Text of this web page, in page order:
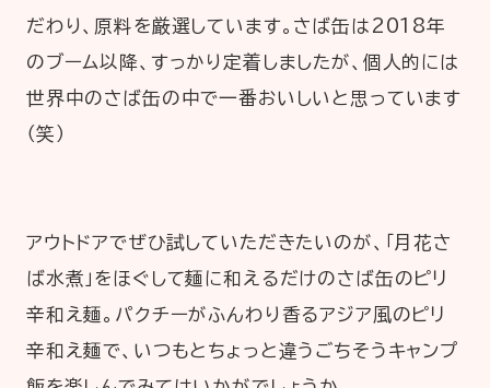
だわり、原料を厳選しています。さば缶は2018年
のブーム以降、すっかり定着しましたが、個人的には
世界中のさば缶の中で一番おいしいと思っています
（笑）
アウトドアでぜひ試していただきたいのが、「月花さ
ば水煮」をほぐして麺に和えるだけのさば缶のピリ
辛和え麺。パクチーがふんわり香るアジア風のピリ
辛和え麺で、いつもとちょっと違うごちそうキャンプ